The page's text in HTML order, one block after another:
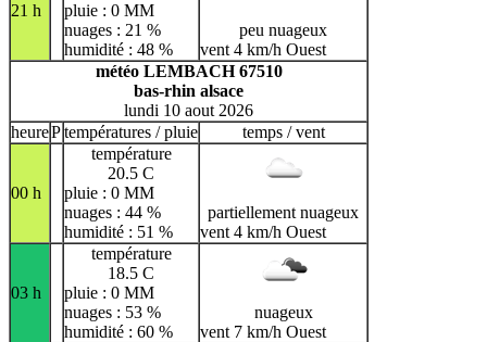
21 h
pluie : 0 MM
nuages : 21 %
humidité : 48 %
peu nuageux
vent 4 km/h Ouest
météo LEMBACH 67510
bas-rhin alsace
lundi 10 aout 2026
heurePtempératures / pluie temps / vent
00 h
température
20.5 C
pluie : 0 MM
nuages : 44 %
humidité : 51 %
partiellement nuageux
vent 4 km/h Ouest
03 h
température
18.5 C
pluie : 0 MM
nuages : 53 %
humidité : 60 %
nuageux
vent 7 km/h Ouest